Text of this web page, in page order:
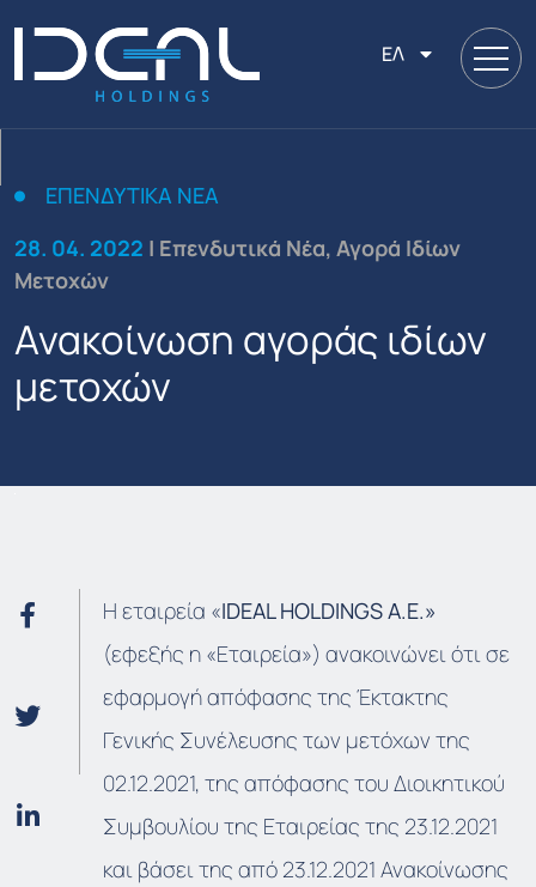
ΕΛ
ΕΠΕΝΔΥΤΙΚΆ ΝΈΑ
28. 04. 2022 | Επενδυτικά Νέα, Αγορά Ιδίων
Μετοχών
Ανακοίνωση αγοράς ιδίων
μετοχών
Η εταιρεία «IDEAL HOLDINGS A.E.»
(εφεξής η «Εταιρεία») ανακοινώνει ότι σε
εφαρμογή απόφασης της Έκτακτης
Γενικής Συνέλευσης των μετόχων της
02.12.2021, της απόφασης του Διοικητικού
Συμβουλίου της Εταιρείας της 23.12.2021
και βάσει της από 23.12.2021 Ανακοίνωσης